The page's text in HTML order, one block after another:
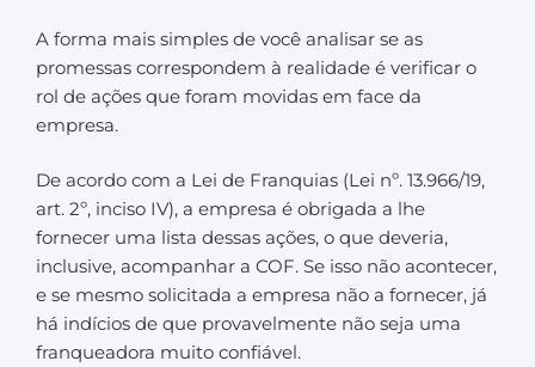
A forma mais simples de você analisar se as
promessas correspondem à realidade é verificar o
rol de ações que foram movidas em face da
empresa.
De acordo com a Lei de Franquias (Lei nº. 13.966/19,
art. 2º, inciso IV), a empresa é obrigada a lhe
fornecer uma lista dessas ações, o que deveria,
inclusive, acompanhar a COF. Se isso não acontecer,
e se mesmo solicitada a empresa não a fornecer, já
há indícios de que provavelmente não seja uma
franqueadora muito confiável.